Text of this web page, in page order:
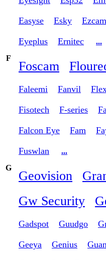
Easyse Esky Ezcam
Eyeplus Ernitec
...
F
Foscam
Faleemi Fanvil
Fisotech F-series
Falcon Eye Fam
Fuswlan
...
G
Geovision
Gw Security
Gadspot Guudgo
Geeya Genius